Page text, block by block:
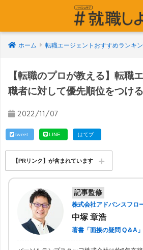
ホーム 転職エージェントおすすめランキ
【転職のプロが教える】転職
職者に対して優先順位をつけ
2022/11/07
tweet LINE はてブ
【PRリンク】が含まれています
記事監修
株式会社アドバンスフロ
中塚 章浩
著書「面接の疑問 Q＆A」